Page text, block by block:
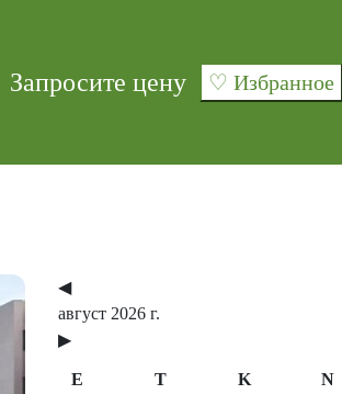
Запросите цену ♡ Избранное
◀
август 2026 г.
▶
E T K N